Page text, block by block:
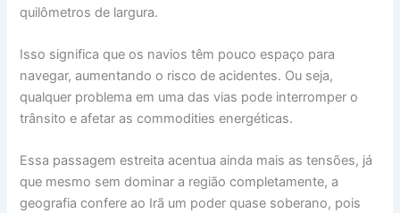
quilômetros de largura.
Isso significa que os navios têm pouco espaço para
navegar, aumentando o risco de acidentes. Ou seja,
qualquer problema em uma das vias pode interromper o
trânsito e afetar as commodities energéticas.
Essa passagem estreita acentua ainda mais as tensões, já
que mesmo sem dominar a região completamente, a
geografia confere ao Irã um poder quase soberano, pois